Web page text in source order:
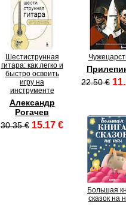
Шестиструнная
гитара: как легко и
быстро освоить
игру на
инструменте
Александр
Рогачев
30.35 € 15.17 €
22.50 €
Большая
сказок на